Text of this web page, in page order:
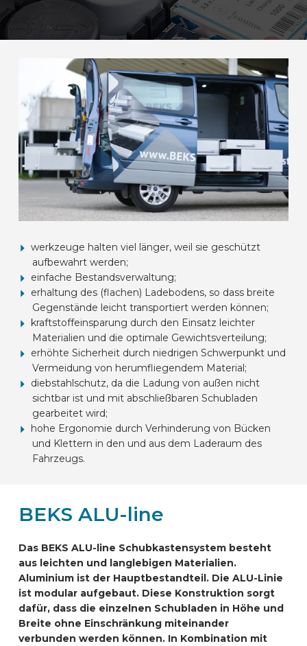
werkzeuge halten viel länger, weil sie geschützt
aufbewahrt werden;
einfache Bestandsverwaltung;
erhaltung des (flachen) Ladebodens, so dass breite
Gegenstände leicht transportiert werden können;
kraftstoffeinsparung durch den Einsatz leichter
Materialien und die optimale Gewichtsverteilung;
erhöhte Sicherheit durch niedrigen Schwerpunkt und
Vermeidung von herumfliegendem Material;
diebstahlschutz, da die Ladung von außen nicht
sichtbar ist und mit abschließbaren Schubladen
gearbeitet wird;
hohe Ergonomie durch Verhinderung von Bücken
und Klettern in den und aus dem Laderaum des
Fahrzeugs.
BEKS ALU-line
Das BEKS ALU-line Schubkastensystem besteht
aus leichten und langlebigen Materialien.
Aluminium ist der Hauptbestandteil. Die ALU-Linie
ist modular aufgebaut. Diese Konstruktion sorgt
dafür, dass die einzelnen Schubladen in Höhe und
Breite ohne Einschränkung miteinander
verbunden werden können. In Kombination mit